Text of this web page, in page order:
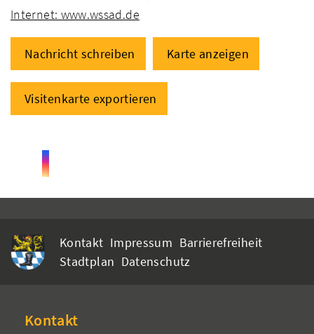
Internet: www.wssad.de
Nachricht schreiben Karte anzeigen
Visitenkarte exportieren
Kontakt Impressum Barrierefreiheit
Stadtplan Datenschutz
Kontakt